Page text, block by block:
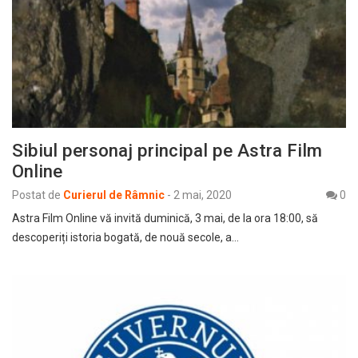
Sibiul personaj principal pe Astra Film
Online
Postat de Curierul de Râmnic - 2 mai, 2020
0
Astra Film Online vă invită duminică, 3 mai, de la ora 18:00, să
descoperiți istoria bogată, de nouă secole, a…